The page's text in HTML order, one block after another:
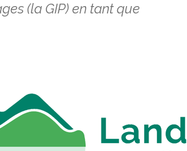
(la GIP) en tant que